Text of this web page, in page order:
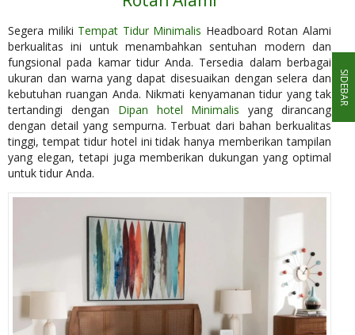
Segera miliki Tempat Tidur Minimalis Headboard Rotan Alami
berkualitas ini untuk menambahkan sentuhan modern dan
fungsional pada kamar tidur Anda. Tersedia dalam berbagai
ukuran dan warna yang dapat disesuaikan dengan selera dan
kebutuhan ruangan Anda. Nikmati kenyamanan tidur yang tak
tertandingi dengan Dipan hotel Minimalis yang dirancang
dengan detail yang sempurna. Terbuat dari bahan berkualitas
tinggi, tempat tidur hotel ini tidak hanya memberikan tampilan
yang elegan, tetapi juga memberikan dukungan yang optimal
untuk tidur Anda.
SIDEBAR